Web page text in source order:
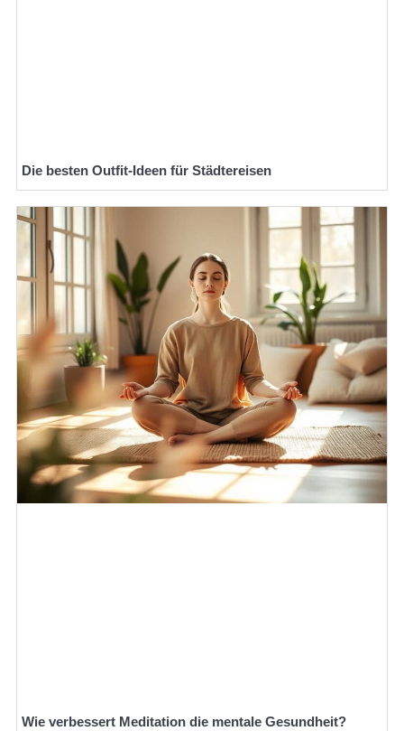
Die besten Outfit-Ideen für Städtereisen
Wie verbessert Meditation die mentale Gesundheit?